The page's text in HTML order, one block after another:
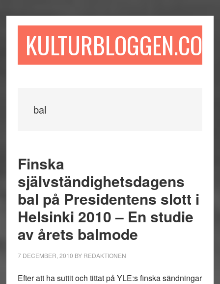
till
till
sidofältet
till
KULTURBLOGGEN.COM
bal
Finska
självständighetsdagens
bal på Presidentens slott i
Helsinki 2010 – En studie
av årets balmode
7 DECEMBER, 2010 BY REDAKTIONEN
Efter att ha suttit och tittat på YLE:s finska sändningar